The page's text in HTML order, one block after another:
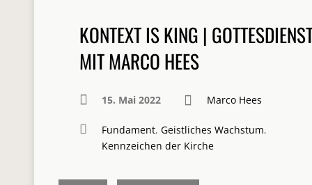
KONTEXT IS KING |
MIT MARCO HEES
15. Mai 2022 Marco Hees
Fundament, Geistliches Wachstum,
Kennzeichen der Kirche